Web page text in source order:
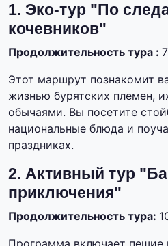
1. Эко-тур "По
кочевников"
Продолжительность тура :
Этот маршрут познакомит
жизнью бурятских племен,
обычаями. Вы посетите
национальные блюда и
праздниках.
2. Активный тур
приключения"
Продолжительность тура: